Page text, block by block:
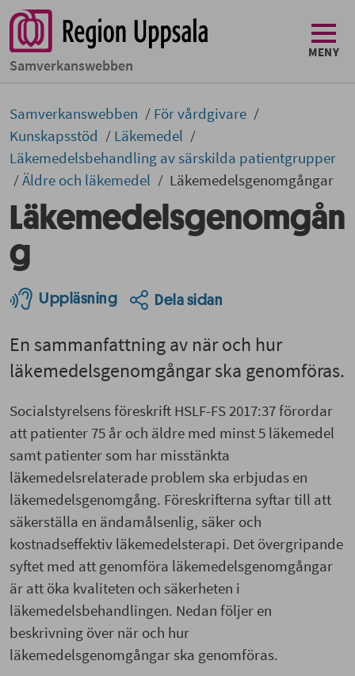
Samverkans­­webben
MENY
Samverkans­­­webben
För vårdgivare
Kunskapsstöd
Läkemedel
Läkemedelsbehandling av särskilda patientgrupper
Äldre och läkemedel
Läkemedelsgenomgångar
Läkemedelsgenomgån
g
Uppläsning Dela sidan
En sammanfattning av när och hur
läkemedelsgenomgångar ska genomföras.
Socialstyrelsens föreskrift HSLF-FS 2017:37 förordar
att patienter 75 år och äldre med minst 5 läkemedel
samt patienter som har misstänkta
läkemedelsrelaterade problem ska erbjudas en
läkemedelsgenomgång. Föreskrifterna syftar till att
säkerställa en ändamålsenlig, säker och
kostnadseffektiv läkemedelsterapi. Det övergripande
syftet med att genomföra läkemedelsgenomgångar
är att öka kvaliteten och säkerheten i
läkemedelsbehandlingen. Nedan följer en
beskrivning över när och hur
läkemedelsgenomgångar ska genomföras.